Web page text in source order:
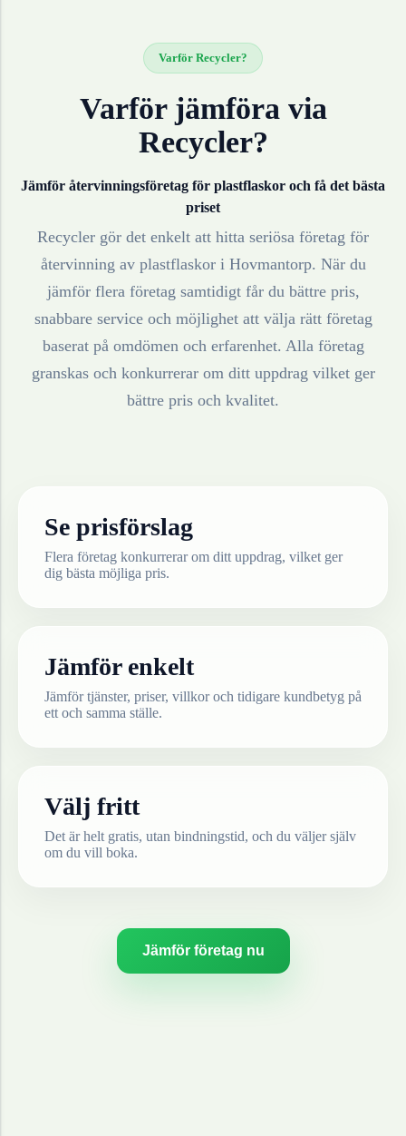
Varför Recycler?
Varför jämföra via
Recycler?
Jämför återvinningsföretag för plastflaskor och få det bästa
priset
Recycler gör det enkelt att hitta seriösa företag för
återvinning av plastflaskori Hovmantorp. När du
jämför flera företag samtidigt får du bättre pris,
snabbare service och möjlighet att välja rätt företag
baserat på omdömen och erfarenhet. Alla företag
granskas och konkurrerar om ditt uppdrag vilket ger
bättre pris och kvalitet.
Se prisförslag
Flera företag konkurrerar om ditt uppdrag, vilket ger
dig bästa möjliga pris.
Jämför enkelt
Jämför tjänster, priser, villkor och tidigare kundbetyg på
ett och samma ställe.
Välj fritt
Det är helt gratis, utan bindningstid, och du väljer själv
om du vill boka.
Jämför företag nu